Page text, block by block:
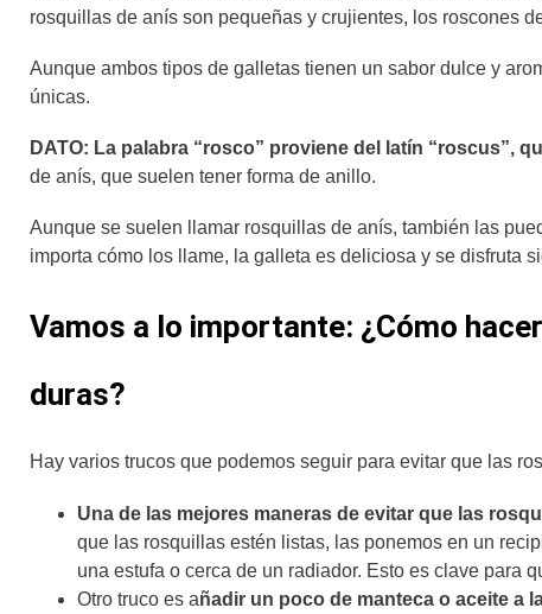
rosquillas de anís son pequeñas y crujientes, los roscones
Aunque ambos tipos de galletas tienen un sabor dulce y
únicas.
DATO: La palabra “rosco” proviene del latín “roscus”,
de anís, que suelen tener forma de anillo.
Aunque se suelen llamar rosquillas de anís, también las
importa cómo los llame, la galleta es deliciosa y se disfruta
Vamos a lo importante: ¿Cómo
duras?
Hay varios trucos que podemos seguir para evitar que las
Una de las mejores maneras de evitar que las
que las rosquillas estén listas, las ponemos en un
una estufa o cerca de un radiador. Esto es clave para
Otro truco es añadir un poco de manteca o aceite a